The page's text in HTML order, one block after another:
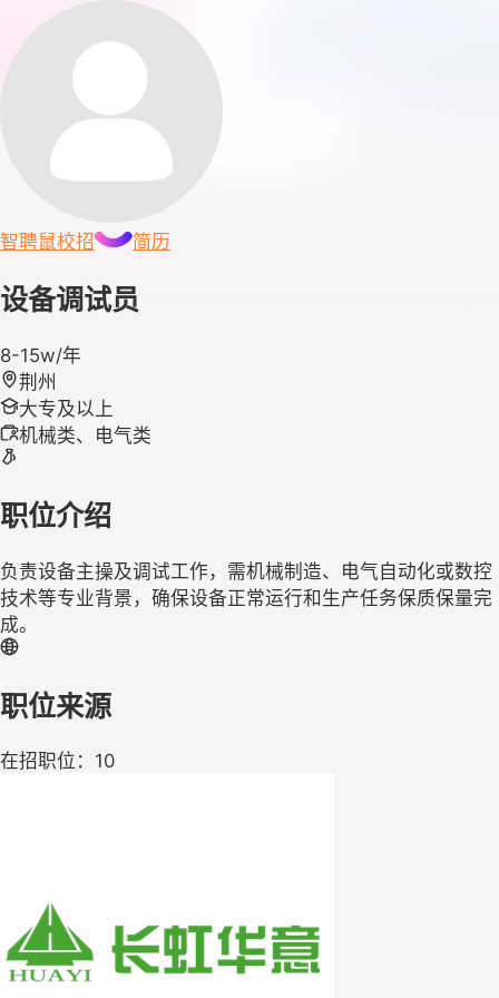
智聘鼠校招 简历
设备调试员
8-15w/年
荆州
大专及以上
机械类、电气类
职位介绍
负责设备主操及调试工作，需机械制造、电气自动化或数控
技术等专业背景，确保设备正常运行和生产任务保质保量完
成。
职位来源
在招职位：10